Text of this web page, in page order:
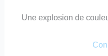
Une explosion de